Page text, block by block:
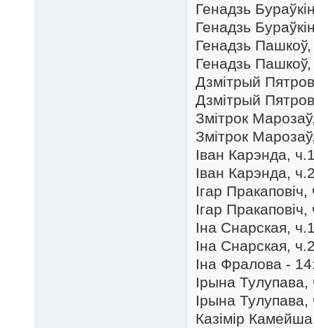
Генадзь
Генадзь
Генадзь
Генадзь
Дзмітрый
Дзмітрый
Змітрок
Змітрок
Іван Карэнда,
Іван Карэнда,
Ігар
Ігар
Іна Снарская,
Іна Снарская,
Іна Фралова -
Ірына
Ірына
Казімір